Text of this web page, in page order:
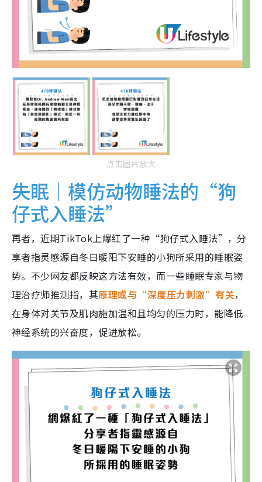
点击图片放大
失眠｜模仿动物睡法的“狗
仔式入睡法”
再者，近期TikTok上爆红了一种“狗仔式入睡法”，分
享者指灵感源自冬日暖阳下安睡的小狗所采用的睡眠姿
势。不少网友都反映这方法有效，而一些睡眠专家与物
理治疗师推测指，其原理或与“深度压力刺激”有关，
在身体对关节及肌肉施加温和且均匀的压力时，能降低
神经系统的兴奋度，促进放松。